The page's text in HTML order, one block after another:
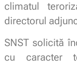
climatul
directorul
SNST solicită
cu caracter